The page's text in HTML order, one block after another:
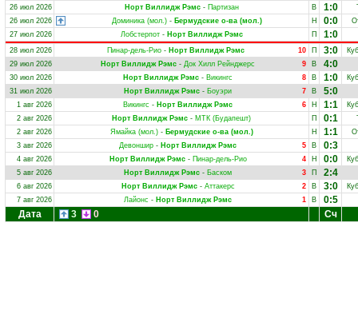
26 июл 2026
Норт Виллидж Рэмс- Партизан В 1:0
26 июл 2026
Доминика (мол.) - Бермудские о-ва (мол.) Н 0:0
27 июл 2026
Лобстерпот- Норт Виллидж Рэмс П 1:0
28 июл 2026 10
Пинар-дель-Рио - Норт Виллидж Рэмс П 3:0
29 июл 2026
9
Норт Виллидж Рэмс - Док Хилл Рейнджерс В 4:0
30 июл 2026 8
Норт Виллидж Рэмс - Викингс В 1:0
31 июл 2026
7
Норт Виллидж Рэмс - Боуэри В 5:0
1 авг 2026 6
Викингс - Норт Виллидж Рэмс Н 1:1
2 авг 2026
Норт Виллидж Рэмс - МТК (Будапешт) П 0:1
2 авг 2026
Ямайка (мол.)- Бермудские о-ва (мол.) Н 1:1
3 авг 2026
5
Девоншир - Норт Виллидж Рэмс В 0:3
4 авг 2026 4
Норт Виллидж Рэмс- Пинар-дель-Рио Н 0:0
5 авг 2026
3
Норт Виллидж Рэмс - Баском П 2:4
6 авг 2026 2
Норт Виллидж Рэмс- Аттакерс В 3:0
7 авг 2026
1
Лайонс - Норт Виллидж Рэмс В
0:5
Дата
3 0 Сч